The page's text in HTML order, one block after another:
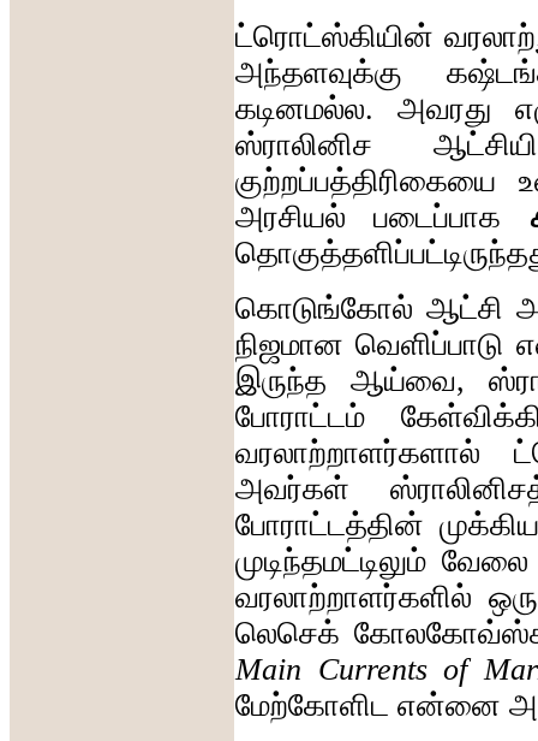
ட்ரொட்ஸ்கியின்
அந்தளவுக்கு
கடினமல்ல. அவரது
ஸ்ராலினிச
குற்றப்பத்திரிகையை
அரசியல்
படைப்பாக
கொடுங்கோல் ஆட்சி
நிஜமான வெளிப்பாடு
இருந்த
ஆய்வை,
போராட்டம்
வரலாற்றாளர்களால்
அவர்கள்
போராட்டத்தின்
முடிந்தமட்டிலும் வேலை
வரலாற்றாளர்களில்
லெசெக்
Main Currents of
மேற்கோளிட என்னை